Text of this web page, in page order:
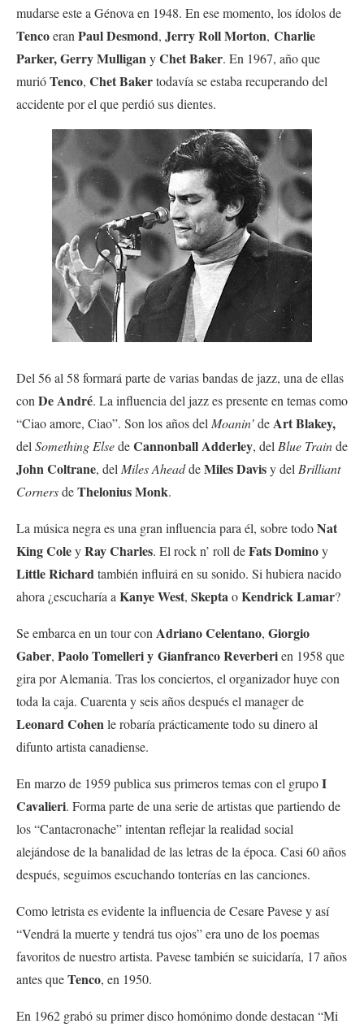
mudarse este a Génova en 1948. En ese momento, los ídolos de
Tencoeran Paul Desmond, Jerry Roll Morton, Charlie
Parker, Gerry MulliganyChet Baker. En 1967, año que
murióTenco, Chet Bakertodavía se estaba recuperando del
accidente por el que perdió sus dientes.
Del 56 al 58 formará parte de varias bandas de jazz, una de ellas
con De André. La influencia del jazz es presente en temas como
“Ciao amore, Ciao”. Son los años del Moanin’deArt Blakey,
del Something ElsedeCannonball Adderley, del Blue Trainde
John Coltrane, del Miles AheaddeMiles Davisy del Brilliant
CornersdeThelonius Monk.
La música negra es una gran influencia para él, sobre todoNat
King ColeyRayCharles. El rock n’ roll deFats Dominoy
Little Richardtambién influirá en su sonido. Si hubiera nacido
ahora ¿escucharía a Kanye West, SkeptaoKendrick Lamar?
Se embarca en un tour con Adriano Celentano, Giorgio
Gaber, Paolo Tomelleri y Gianfranco Reverberien 1958 que
gira por Alemania. Tras los conciertos, el organizador huye con
toda la caja. Cuarenta y seis años después el manager de
Leonard Cohenle robaría prácticamente todo su dinero al
difunto artista canadiense.
En marzo de 1959 publica sus primeros temas con el grupoI
Cavalieri. Forma parte de una serie de artistas que partiendo de
los “Cantacronache” intentan reflejar la realidad social
alejándose de la banalidad de las letras de la época. Casi 60 años
después, seguimos escuchando tonterías en las canciones.
Como letrista es evidente la influencia de Cesare Pavese y así
“Vendrá la muerte y tendrá tus ojos” era uno de los poemas
favoritos de nuestro artista. Pavese también se suicidaría, 17 años
antes queTenco, en 1950.
En 1962 grabó su primer disco homónimo donde destacan “Mi